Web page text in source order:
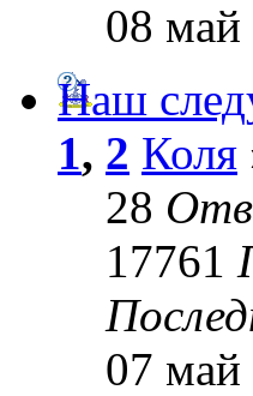
08 май
Наш
1, 2 Коля
28
17761
07 май